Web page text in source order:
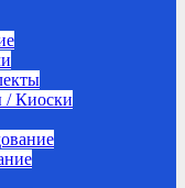
/ Киоски